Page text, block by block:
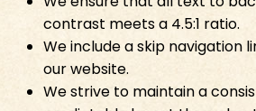
contrast meets a 4.5:1 ratio.​​​​‌ ‍ ​‍​‍‌‍ ‌ ​‍‌‍‍‌‌‍‌ ‌‍‍‌‌‍ ‍​‍​‍​ ‍‍​‍​‍‌ ​ ‌‍​‌‌‍ ‍‌‍‍‌‌ ‌​‌ ‍‌​‍ ‍‌‍‍‌‌‍ ​‍​‍​‍ ​​‍​‍‌‍‍​‌ ​‍‌‍‌‌‌‍‌‍​‍​‍​ ‍‍​‍​‍‌‍‍​‌ ‌​‌ ‌​‌ ​​​ ‍‍​‍ ​‍ ‌‍ ​‌‍​‌​‍ ‌‌‍‌‍‌‍​‌‌‍ ‌‌‍‍‌‌‍‌ ‌‍ ​‌‍‍‌‌‍​‌​‍ ‌‌‍‌​‌‍‌‌‌‍ ​‌‍‌ ‌ ​‍‌‍ ‌ ​ ‌ ​ ‌‍ ​‍ ‍‌ ​ ‌‍​‌‌‍ ‍‌‍‍‌‌ ‌​‌ ‍‌​‍ ‍‌ ​ ‌ ‌​‌ ‌‌‌‍‌​‌‍‍‌‌‍ ​‍ ‌‍‍‌‌‍ ‍‌ ‌​‌‍‌‌‌‍ ‍‌ ‌​​‍ ‌‍‌‌‌‍‌​‌‍‍‌‌ ‌​​‍ ‌‍ ‌‌‍ ‌‍‌​‌‍‌‌​ ‌‌ ​​‌ ​‍‌‍‌‌‌ ​ ‌‍‌‌‌‍ ‍‌ ‌​‌‍​‌‌ ‌​‌‍‍‌‌‍ ‌‍ ‍​ ‍ ‌‍‍‌‌‍‌​​ ‌​ ‌‌​ ​​​ ‌​‌‍‌​‌‍​‍‌‍​‍​ ‌ ‌‍‌‌​‍ ‌​ ​ ‌‍‌​‌‍​ ​ ‌​​‍ ‌​ ‌​​ ‌‌​ ​‌​ ‍‌​‍ ‌‌‍​‍‌‍‌‍​ ‌ ​ ​​​‍ ‌​ ​ ​ ‌‌‌‍‌‍​ ‌‍‌‍​‌​ ​‌‌‍​‌​ ​​​ ​‌‌‍‌‍‌‍​‍‌‍‌‌​ ‍ ‌ ‌​‌ ‍‌‌ ​​‌‍‌‌​ ‌‌ ​​‌‍​‌‌‍‌ ‌‍‌‌​ ‍ ‌ ​​‌‍​‌‌ ‌​‌‍‍​​ ‌‌ ​​‌‍​‌‌‍‌ ‌‍‌‌‌​​‍‌ ‌‌‌‍‍‌‌‍ ​‌‍‌​‌‍‌‌‌ ​‍​‍‌‌​ ‌‌‌​​‍‌‌ ‌‍‍ ‌‍‌‌‌ ‍‌​‍‌‌​ ​ ‌​‌​​‍‌‌​ ​ ‌​‌​​‍‌‌​ ​‍​ ​‍​ ‍‌​ ‌‍​ ‌ ‌‍​‌​ ‌ ​ ​‌​ ​‌‌‍​‌‌‍​‌​ ‍‌​ ​‌​ ​​​‍‌‌​ ​‍​ ​‍​‍‌‌​ ‌‌‌​‌​​‍ ‍‌‍​‍‌‍ ‌‍‌​‌ ‍‌​‍‌‌​ ‌‌‌​​‍‌‌ ‌‍‍ ‌‍‌‌‌ ‍‌​‍‌‌​ ​ ‌​‌​​‍‌‌​ ​ ‌​‌​​‍‌‌​ ​‍​ ​‍‌‍​‌​ ​‌​ ​‌​ ‌‍‌‍​‌‌‍‌‌‌‍‌‍‌‍‌‌‌‍​ ​ ‌ ‌‍‌​‌‍‌​​‍‌‌​ ​‍​ ​‍​‍‌‌​ ‌‌‌​‌​​‍ ‍‌‍​ ‌‍‍​‌‍‍‌‌‍ ​‌‍‌​‌ ​‍‌‍‌‌‌‍ ‍​‍‌‌​ ‌‌‌​​‍‌‌ ‌‍‍ ‌‍‌‌‌ ‍‌​‍‌‌​ ​ ‌​‌​​‍‌‌​ ​ ‌​‌​​‍‌‌​ ​‍​ ​‍‌‍​‌‌‍​‌‌‍‌‍‌‍​ ‌‍‌​​ ‌​​ ​​​ ‍‌​ ​​​ ‌ ‌‍‌‍​ ‌​​‍‌‌​ ​‍​ ​‍​‍‌‌​ ‌‌‌​‌​​‍ ‍‌ ‌​‌‍‌‌‌ ‍​‌ ‌​​ ‌‍​‍‌‍​‌‌ ​ ‌‍‌‌‌‌‌‌‌ ​‍‌‍ ​​ ‌‌‍‍​‌ ‌​‌ ‌​‌ ​​​‍‌‌​ ​ ‌​​‌​‍‌‌​ ​‍‌​‌‍​‍‌‌​ ​‍‌​‌‍‌‍ ​‌‍​‌​‍ ‌‌‍‌‍‌‍​‌‌‍ ‌‌‍‍‌‌‍‌ ‌‍ ​‌‍‍‌‌‍​‌​‍ ‌‌‍‌​‌‍‌‌‌‍ ​‌‍‌ ‌ ​‍‌‍ ‌ ​ ‌ ​ ‌‍ ​‍ ‍‌ ​ ‌‍​‌‌‍ ‍‌‍‍‌‌ ‌​‌ ‍‌​‍ ‍‌ ​ ‌ ‌​‌ ‌‌‌‍‌​‌‍‍‌‌‍ ​‍‌‍‌‍‍‌‌‍‌​​ ‌​ ‌‌​ ​​​ ‌​‌‍‌​‌‍​‍‌‍​‍​ ‌ ‌‍‌‌​‍ ‌​ ​ ‌‍‌​‌‍​ ​ ‌​​‍ ‌​ ‌​​ ‌‌​ ​‌​ ‍‌​‍ ‌‌‍​‍‌‍‌‍​ ‌ ​ ​​​‍ ‌​ ​ ​ ‌‌‌‍‌‍​ ‌‍‌‍​‌​ ​‌‌‍​‌​ ​​​ ​‌‌‍‌‍‌‍​‍‌‍‌‌​‍‌‍‌ ‌​‌ ‍‌‌ ​​‌‍‌‌​ ‌‌ ​​‌‍​‌‌‍‌ ‌‍‌‌​‍‌‍‌ ​​‌‍​‌‌ ‌​‌‍‍​​ ‌‌ ​​‌‍​‌‌‍‌ ‌‍‌‌‌​​‍‌ ‌‌‌‍‍‌‌‍ ​‌‍‌​‌‍‌‌‌ ​‍​‍‌‌​ ‌‌‌​​‍‌‌ ‌‍‍ ‌‍‌‌‌ ‍‌​‍‌‌​ ​ ‌​‌​​‍‌‌​ ​ ‌​‌​​‍‌‌​ ​‍​ ​‍​ ‍‌​ ‌‍​ ‌ ‌‍​‌​ ‌ ​ ​‌​ ​‌‌‍​‌‌‍​‌​ ‍‌​ ​‌​ ​​​‍‌‌​ ​‍​ ​‍​‍‌‌​ ‌‌‌​‌​​‍ ‍‌‍​‍‌‍ ‌‍‌​‌ ‍‌​‍‌‌​ ‌‌‌​​‍‌‌ ‌‍‍ ‌‍‌‌‌ ‍‌​‍‌‌​ ​ ‌​‌​​‍‌‌​ ​ ‌​‌​​‍‌‌​ ​‍​ ​‍‌‍​‌​ ​‌​ ​‌​ ‌‍‌‍​‌‌‍‌‌‌‍‌‍‌‍‌‌‌‍​ ​ ‌ ‌‍‌​‌‍‌​​‍‌‌​ ​‍​ ​‍​‍‌‌​ ‌‌‌​‌​​‍ ‍‌‍​ ‌‍‍​‌‍‍‌‌‍ ​‌‍‌​‌ ​‍‌‍‌‌‌‍ ‍​‍‌‌​ ‌‌‌​​‍‌‌ ‌‍‍ ‌‍‌‌‌ ‍‌​‍‌‌​ ​ ‌​‌​​‍‌‌​ ​ ‌​‌​​‍‌‌​ ​‍​ ​‍‌‍​‌‌‍​‌‌‍‌‍‌‍​ ‌‍‌​​ ‌​​ ​​​ ‍‌​ ​​​ ‌ ‌‍‌‍​ ‌​​‍‌‌​ ​‍​ ​‍​‍‌‌​ ‌‌‌​‌​​‍ ‍‌ ‌​‌‍‌‌‌ ‍​‌ ‌​​‍‌‍‌ ​​‌‍‌‌‌ ​‍‌ ​ ‌ ​​‌‍‌‌‌‍​ ‌ ‌​‌‍‍‌‌ ‌‍‌‍‌‌​ ‌‌ ​​‌ ‌‌‌‍​‍‌‍ ​‌‍‍‌‌ ​ ‌‍‍​‌‍‌‌‌‍‌​​‍​‍‌ ‌
We include a skip navigation
our website.​​​​‌ ‍ ​‍​‍‌‍ ‌ ​‍‌‍‍‌‌‍‌ ‌‍‍‌‌‍ ‍​‍​‍​ ‍‍​‍​‍‌ ​ ‌‍​‌‌‍ ‍‌‍‍‌‌ ‌​‌ ‍‌​‍ ‍‌‍‍‌‌‍ ​‍​‍​‍ ​​‍​‍‌‍‍​‌ ​‍‌‍‌‌‌‍‌‍​‍​‍​ ‍‍​‍​‍‌‍‍​‌ ‌​‌ ‌​‌ ​​​ ‍‍​‍ ​‍ ‌‍ ​‌‍​‌​‍ ‌‌‍‌‍‌‍​‌‌‍ ‌‌‍‍‌‌‍‌ ‌‍ ​‌‍‍‌‌‍​‌​‍ ‌‌‍‌​‌‍‌‌‌‍ ​‌‍‌ ‌ ​‍‌‍ ‌ ​ ‌ ​ ‌‍ ​‍ ‍‌ ​ ‌‍​‌‌‍ ‍‌‍‍‌‌ ‌​‌ ‍‌​‍ ‍‌ ​ ‌ ‌​‌ ‌‌‌‍‌​‌‍‍‌‌‍ ​‍ ‌‍‍‌‌‍ ‍‌ ‌​‌‍‌‌‌‍ ‍‌ ‌​​‍ ‌‍‌‌‌‍‌​‌‍‍‌‌ ‌​​‍ ‌‍ ‌‌‍ ‌‍‌​‌‍‌‌​ ‌‌ ​​‌ ​‍‌‍‌‌‌ ​ ‌‍‌‌‌‍ ‍‌ ‌​‌‍​‌‌ ‌​‌‍‍‌‌‍ ‌‍ ‍​ ‍ ‌‍‍‌‌‍‌​​ ‌​ ‌‌​ ​​​ ‌​‌‍‌​‌‍​‍‌‍​‍​ ‌ ‌‍‌‌​‍ ‌​ ​ ‌‍‌​‌‍​ ​ ‌​​‍ ‌​ ‌​​ ‌‌​ ​‌​ ‍‌​‍ ‌‌‍​‍‌‍‌‍​ ‌ ​ ​​​‍ ‌​ ​ ​ ‌‌‌‍‌‍​ ‌‍‌‍​‌​ ​‌‌‍​‌​ ​​​ ​‌‌‍‌‍‌‍​‍‌‍‌‌​ ‍ ‌ ‌​‌ ‍‌‌ ​​‌‍‌‌​ ‌‌ ​​‌‍​‌‌‍‌ ‌‍‌‌​ ‍ ‌ ​​‌‍​‌‌ ‌​‌‍‍​​ ‌‌ ​​‌‍​‌‌‍‌ ‌‍‌‌‌​​‍‌ ‌‌‌‍‍‌‌‍ ​‌‍‌​‌‍‌‌‌ ​‍​‍‌‌​ ‌‌‌​​‍‌‌ ‌‍‍ ‌‍‌‌‌ ‍‌​‍‌‌​ ​ ‌​‌​​‍‌‌​ ​ ‌​‌​​‍‌‌​ ​‍​ ​‍​ ‍‌​ ‌‍​ ‌ ‌‍​‌​ ‌ ​ ​‌​ ​‌‌‍​‌‌‍​‌​ ‍‌​ ​‌​ ​​​‍‌‌​ ​‍​ ​‍​‍‌‌​ ‌‌‌​‌​​‍ ‍‌‍​‍‌‍ ‌‍‌​‌ ‍‌​‍‌‌​ ‌‌‌​​‍‌‌ ‌‍‍ ‌‍‌‌‌ ‍‌​‍‌‌​ ​ ‌​‌​​‍‌‌​ ​ ‌​‌​​‍‌‌​ ​‍​ ​‍​ ​ ​ ​​‌‍​‍​ ‌​​ ‌​‌‍‌‍​ ‍​​ ‌ ‌‍​ ‌‍​ ‌‍​‌​ ​‌​‍‌‌​ ​‍​ ​‍​‍‌‌​ ‌‌‌​‌​​‍ ‍‌‍​ ‌‍‍​‌‍‍‌‌‍ ​‌‍‌​‌ ​‍‌‍‌‌‌‍ ‍​‍‌‌​ ‌‌‌​​‍‌‌ ‌‍‍ ‌‍‌‌‌ ‍‌​‍‌‌​ ​ ‌​‌​​‍‌‌​ ​ ‌​‌​​‍‌‌​ ​‍​ ​‍​ ‌​‌‍​ ​ ​‌‌‍‌‌​ ‌‍‌‍‌‌​ ​​‌‍‌‌‌‍​‍​ ​​‌‍‌‍‌‍‌​​‍‌‌​ ​‍​ ​‍​‍‌‌​ ‌‌‌​‌​​‍ ‍‌ ‌​‌‍‌‌‌ ‍​‌ ‌​​ ‌‍​‍‌‍​‌‌ ​ ‌‍‌‌‌‌‌‌‌ ​‍‌‍ ​​ ‌‌‍‍​‌ ‌​‌ ‌​‌ ​​​‍‌‌​ ​ ‌​​‌​‍‌‌​ ​‍‌​‌‍​‍‌‌​ ​‍‌​‌‍‌‍ ​‌‍​‌​‍ ‌‌‍‌‍‌‍​‌‌‍ ‌‌‍‍‌‌‍‌ ‌‍ ​‌‍‍‌‌‍​‌​‍ ‌‌‍‌​‌‍‌‌‌‍ ​‌‍‌ ‌ ​‍‌‍ ‌ ​ ‌ ​ ‌‍ ​‍ ‍‌ ​ ‌‍​‌‌‍ ‍‌‍‍‌‌ ‌​‌ ‍‌​‍ ‍‌ ​ ‌ ‌​‌ ‌‌‌‍‌​‌‍‍‌‌‍ ​‍‌‍‌‍‍‌‌‍‌​​ ‌​ ‌‌​ ​​​ ‌​‌‍‌​‌‍​‍‌‍​‍​ ‌ ‌‍‌‌​‍ ‌​ ​ ‌‍‌​‌‍​ ​ ‌​​‍ ‌​ ‌​​ ‌‌​ ​‌​ ‍‌​‍ ‌‌‍​‍‌‍‌‍​ ‌ ​ ​​​‍ ‌​ ​ ​ ‌‌‌‍‌‍​ ‌‍‌‍​‌​ ​‌‌‍​‌​ ​​​ ​‌‌‍‌‍‌‍​‍‌‍‌‌​‍‌‍‌ ‌​‌ ‍‌‌ ​​‌‍‌‌​ ‌‌ ​​‌‍​‌‌‍‌ ‌‍‌‌​‍‌‍‌ ​​‌‍​‌‌ ‌​‌‍‍​​ ‌‌ ​​‌‍​‌‌‍‌ ‌‍‌‌‌​​‍‌ ‌‌‌‍‍‌‌‍ ​‌‍‌​‌‍‌‌‌ ​‍​‍‌‌​ ‌‌‌​​‍‌‌ ‌‍‍ ‌‍‌‌‌ ‍‌​‍‌‌​ ​ ‌​‌​​‍‌‌​ ​ ‌​‌​​‍‌‌​ ​‍​ ​‍​ ‍‌​ ‌‍​ ‌ ‌‍​‌​ ‌ ​ ​‌​ ​‌‌‍​‌‌‍​‌​ ‍‌​ ​‌​ ​​​‍‌‌​ ​‍​ ​‍​‍‌‌​ ‌‌‌​‌​​‍ ‍‌‍​‍‌‍ ‌‍‌​‌ ‍‌​‍‌‌​ ‌‌‌​​‍‌‌ ‌‍‍ ‌‍‌‌‌ ‍‌​‍‌‌​ ​ ‌​‌​​‍‌‌​ ​ ‌​‌​​‍‌‌​ ​‍​ ​‍​ ​ ​ ​​‌‍​‍​ ‌​​ ‌​‌‍‌‍​ ‍​​ ‌ ‌‍​ ‌‍​ ‌‍​‌​ ​‌​‍‌‌​ ​‍​ ​‍​‍‌‌​ ‌‌‌​‌​​‍ ‍‌‍​ ‌‍‍​‌‍‍‌‌‍ ​‌‍‌​‌ ​‍‌‍‌‌‌‍ ‍​‍‌‌​ ‌‌‌​​‍‌‌ ‌‍‍ ‌‍‌‌‌ ‍‌​‍‌‌​ ​ ‌​‌​​‍‌‌​ ​ ‌​‌​​‍‌‌​ ​‍​ ​‍​ ‌​‌‍​ ​ ​‌‌‍‌‌​ ‌‍‌‍‌‌​ ​​‌‍‌‌‌‍​‍​ ​​‌‍‌‍‌‍‌​​‍‌‌​ ​‍​ ​‍​‍‌‌​ ‌‌‌​‌​​‍ ‍‌ ‌​‌‍‌‌‌ ‍​‌ ‌​​‍‌‍‌ ​​‌‍‌‌‌ ​‍‌ ​ ‌ ​​‌‍‌‌‌‍​ ‌ ‌​‌‍‍‌‌ ‌‍‌‍‌‌​ ‌‌ ​​‌ ‌‌‌‍​‍‌‍ ​‌‍‍‌‌ ​ ‌‍‍​‌‍‌‌‌‍‌​​‍​‍‌ ‌
We strive to maintain a